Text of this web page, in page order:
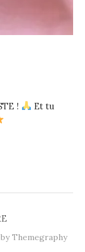
!
Et tu
Themegraphy